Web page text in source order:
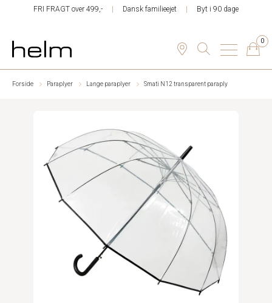
FRI FRAGT over 499,- Dansk familieejet Byt i 90 dage
0
Forside Paraplyer Lange paraplyer Smati N12 transparent paraply